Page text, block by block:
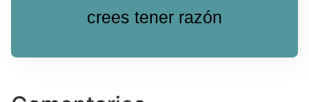
crees tener razón